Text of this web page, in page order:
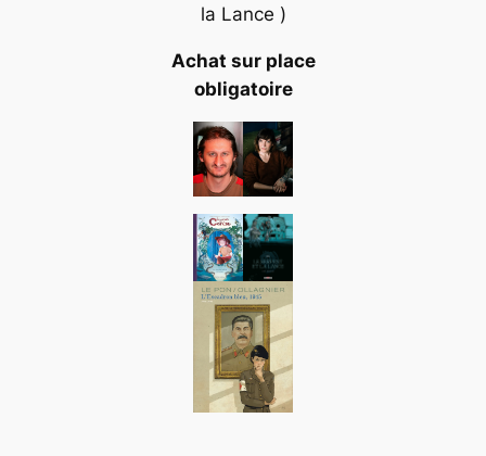
la Lance )
Achat sur place
obligatoire